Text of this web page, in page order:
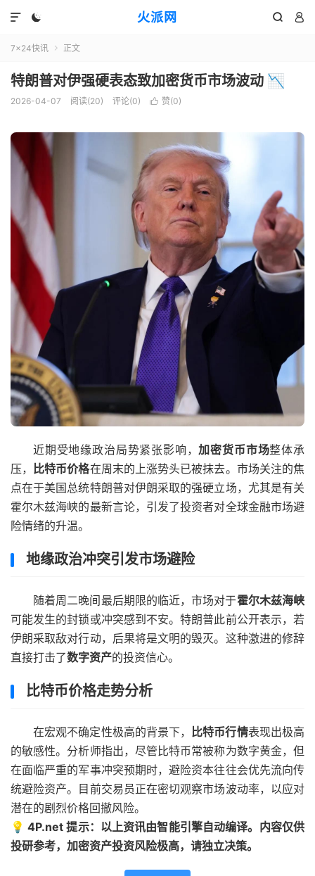
火派网
  

7×24快讯  正文
特朗普对伊强硬表态致加密货币市场波动 📉
2026-04-07 阅读(20) 评论(0)  赞(0)
近期受地缘政治局势紧张影响，加密货币市场整体承
压， 比特币价格在周末的上涨势头已被抹去。市场关注的焦
点在于美国总统特朗普对伊朗采取的强硬立场，尤其是有关
霍尔木兹海峡的最新言论，引发了投资者对全球金融市场避
险情绪的升温。
地缘政治冲突引发市场避险
随着周二晚间最后期限的临近，市场对于霍尔木兹海峡
可能发生的封锁或冲突感到不安。特朗普此前公开表示，若
伊朗采取敌对行动，后果将是文明的毁灭。这种激进的修辞
直接打击了数字资产的投资信心。
比特币价格走势分析
在宏观不确定性极高的背景下， 比特币行情表现出极高
的敏感性。分析师指出，尽管比特币常被称为数字黄金，但
在面临严重的军事冲突预期时，避险资本往往会优先流向传
统避险资产。目前交易员正在密切观察市场波动率，以应对
潜在的剧烈价格回撤风险。
💡 4P.net 提示：以上资讯由智能引擎自动编译。内容仅供
投研参考，加密资产投资风险极高，请独立决策。